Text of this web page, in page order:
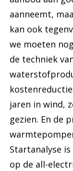
aanneemt,
kan ook
we moeten
de techniek
jaren in wind,
gezien. En de
Startanalyse
op de all-